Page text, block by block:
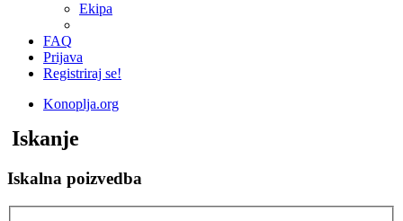
Ekipa
FAQ
Prijava
Registriraj se!
Konoplja.org
Iskanje
Iskalna poizvedba